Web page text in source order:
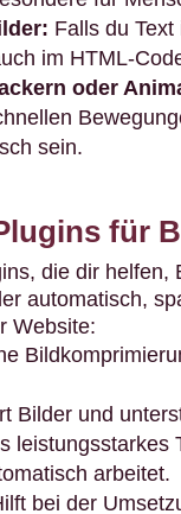
Falls du
im HTML-
oder
sein.
für
die dir
automatisch,
Website:
Bilder und
leistungsstarkes
arbeitet.
bei der